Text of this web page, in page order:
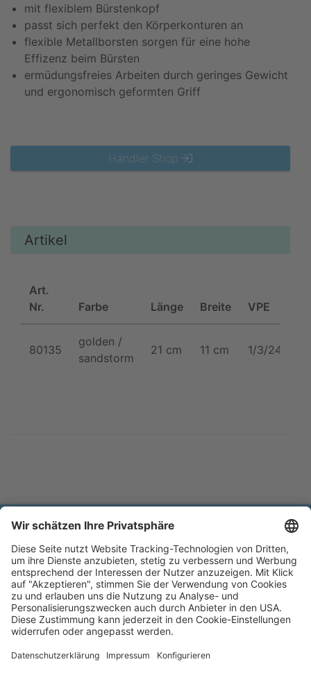
mit flexiblem Bürstenkopf
passt sich perfekt den Körperkonturen an
flexible Metallborsten sorgen für eine hohe
Effizenz beim Bürsten
ermüdungsfreies Arbeiten durch geringes Gewicht
und ergonomisch geformten Griff
Händler Shop
Artikel
Art.
Nr.
Farbe Länge Breite VPE
80135
golden /
sandstorm
21 cm 11 cm 1/3/24/48
Brands of Kerbl
Impressum
Blätterkatalog
Datenschutz
Barrierefreiheitserklärung
Cookie-Einstellungen
MAGIC BRUSH®